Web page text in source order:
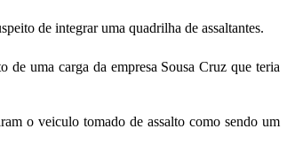
de integrar uma quadrilha de assaltantes.
uma carga da empresa Sousa Cruz que teria
o veiculo tomado de assalto como sendo um